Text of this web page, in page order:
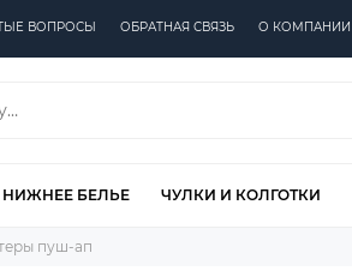
ВОПРОСЫ ОБРАТНАЯ СВЯЗЬ О КОМПАНИИ
НИЖНЕЕ БЕЛЬЕ ЧУЛКИ И КОЛГОТКИ
пуш-ап